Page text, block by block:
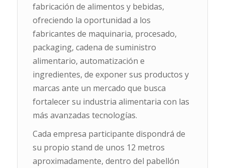
fabricación de alimentos y bebidas,
ofreciendo la oportunidad a los
fabricantes de maquinaria, procesado,
packaging, cadena de suministro
alimentario, automatización e
ingredientes, de exponer sus productos y
marcas ante un mercado que busca
fortalecer su industria alimentaria con las
más avanzadas tecnologías.
Cada empresa participante dispondrá de
su propio stand de unos 12 metros
aproximadamente, dentro del pabellón